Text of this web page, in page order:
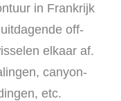
in Frankrijk
off-
elkaar af.
canyon-
etc.